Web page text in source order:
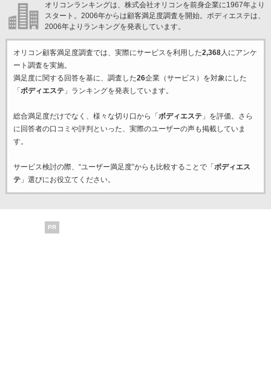
オリコンランキングは、株式会社オリコンを前身企業に1967年より
スタート。2006年からは顧客満足度調査を開始。ボディエステは、
2006年よりランキングを発表しています。
オリコン顧客満足度調査では、実際にサービスを利用した2,368人にアンケ
ート調査を実施。
満足度に関する回答を基に、調査した26企業（サービス）を対象にした
「 ボディエステ」ランキングを発表しています。
総合満足度だけでなく、様々な切り口から「 ボディエステ」を評価。さら
に回答者の口コミや評判といった、実際のユーザーの声も掲載していま
す。
サービス検討の際、“ユーザー満足度”からも比較することで「 ボディエス
テ」選びにお役立てください。
PR